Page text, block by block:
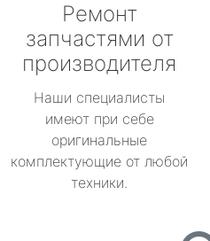
Ремонт
запчастями от
производителя
Наши специалисты
имеют при себе
оригинальные
комплектующие от любой
техники.